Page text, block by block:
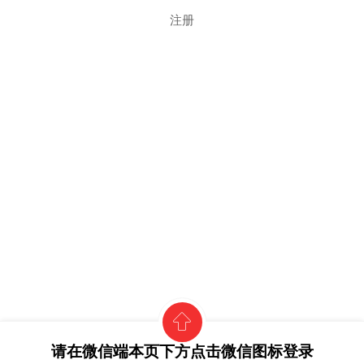
注册
请在微信端本页下方点击微信图标登录